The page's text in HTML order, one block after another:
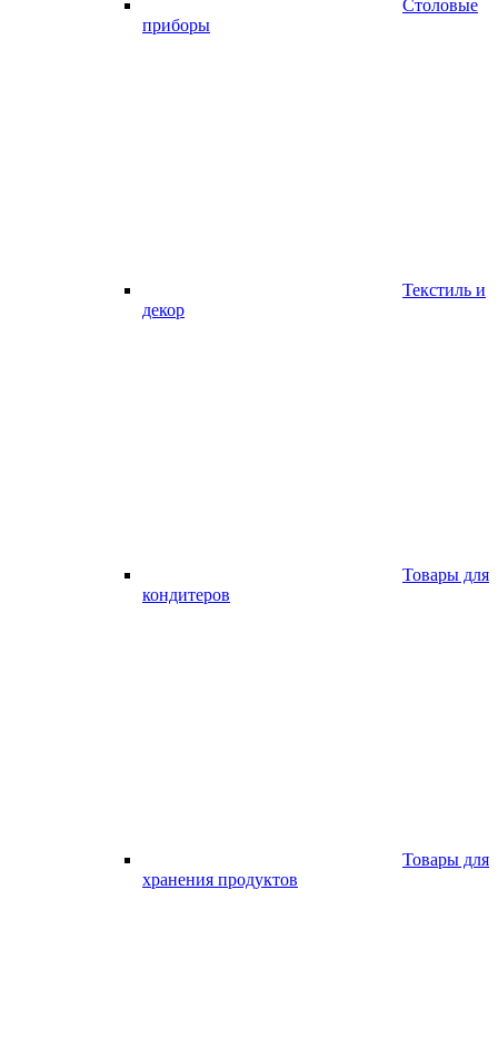
Столовые
приборы
Текстиль и
декор
Товары для
кондитеров
Товары для
хранения продуктов